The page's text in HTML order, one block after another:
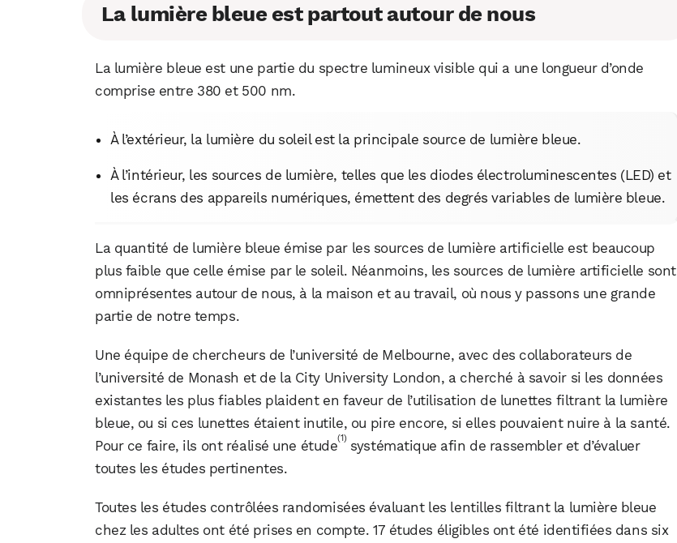
La lumière bleue est partout autour de nous
La lumière bleue est une partie du spectre lumineux visible qui a une longueur d’onde
comprise entre 380 et 500 nm.
À l’extérieur, la lumière du soleil est la principale source de lumière bleue.
À l’intérieur, les sources de lumière, telles que les diodes électroluminescentes (LED) et
les écrans des appareils numériques, émettent des degrés variables de lumière bleue.
La quantité de lumière bleue émise par les sources de lumière artificielle est beaucoup
plus faible que celle émise par le soleil. Néanmoins, les sources de lumière artificielle sont
omniprésentes autour de nous, à la maison et au travail, où nous y passons une grande
partie de notre temps.
Une équipe de chercheurs de l’université de Melbourne, avec des collaborateurs de
l’université de Monash et de la City University London, a cherché à savoir si les données
existantes les plus fiables plaident en faveur de l’utilisation de lunettes filtrant la lumière
bleue, ou si ces lunettes étaient inutile, ou pire encore, si elles pouvaient nuire à la santé.
Pour ce faire, ils ont réalisé une étude(1) systématique afin de rassembler et d’évaluer
toutes les études pertinentes.
Toutes les études contrôlées randomisées évaluant les lentilles filtrant la lumière bleue
chez les adultes ont été prises en compte. 17 études éligibles ont été identifiées dans six